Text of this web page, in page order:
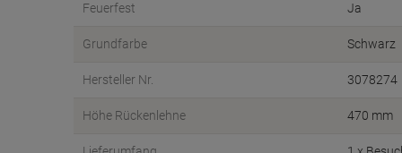
Feuerfest Ja
Grundfarbe Schwarz
Hersteller Nr. 3078274
Höhe Rückenlehne 470 mm